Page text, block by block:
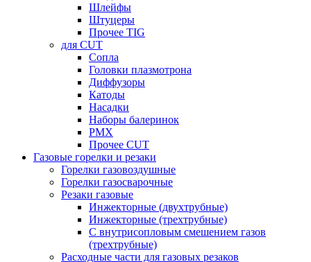
Шлейфы
Штуцеры
Прочее TIG
для CUT
Сопла
Головки плазмотрона
Диффузоры
Катоды
Насадки
Наборы балеринок
PMX
Прочее CUT
Газовые горелки и резаки
Горелки газовоздушные
Горелки газосварочные
Резаки газовые
Инжекторные (двухтрубные)
Инжекторные (трехтрубные)
С внутрисопловым смешением газов
(трехтрубные)
Расходные части для газовых резаков